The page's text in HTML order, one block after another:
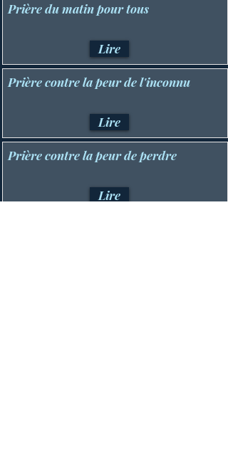
Prière du matin pour tous
Lire
Prière contre la peur de l'inconnu
Lire
Prière contre la peur de perdre
Lire